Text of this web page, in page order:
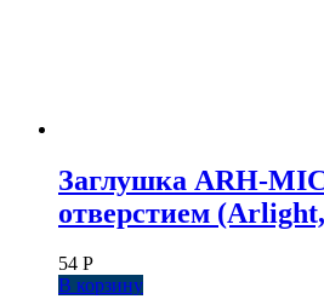
Заглушка ARH-
отверстием
54 Р
В корзину